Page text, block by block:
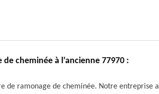
cheminée à l’ancienne 77970 :
de ramonage de cheminée. Notre entreprise a